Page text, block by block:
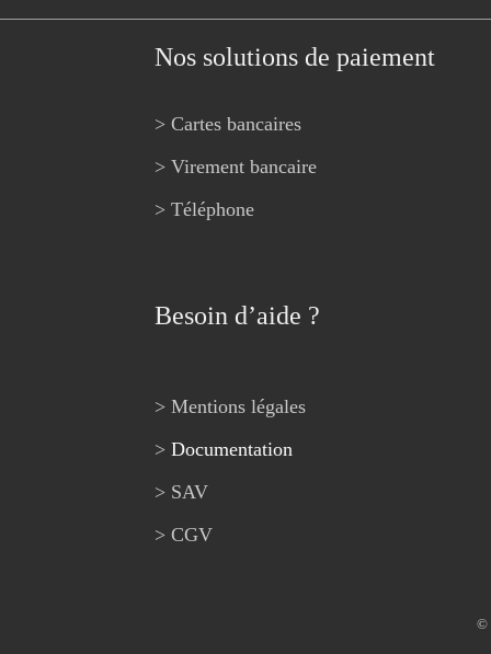
Nos solutions de paiement
> Cartes bancaires
> Virement bancaire
> Téléphone
Besoin d’aide ?
> Mentions légales
> Documentation
> SAV
> CGV
©